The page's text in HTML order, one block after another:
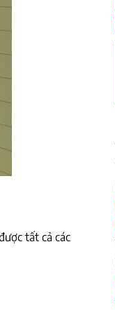
tất cả các